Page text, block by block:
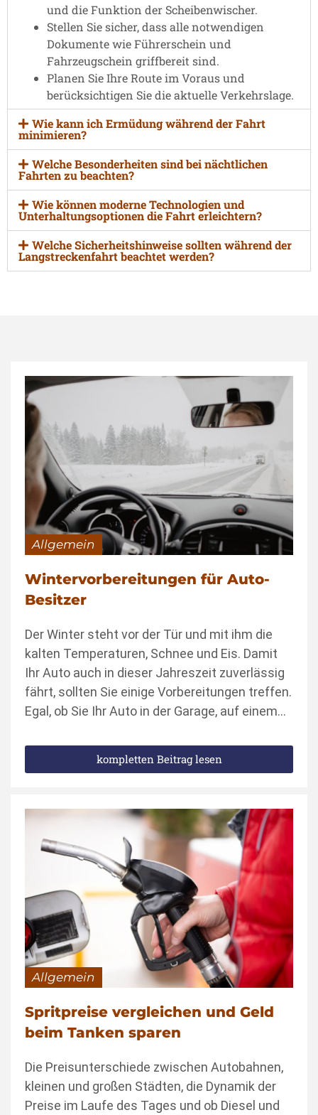
und die Funktion der Scheibenwischer.
Stellen Sie sicher, dass alle notwendigen
Dokumente wie Führerschein und
Fahrzeugschein griffbereit sind.
Planen Sie Ihre Route im Voraus und
berücksichtigen Sie die aktuelle Verkehrslage.
Wie kann ich Ermüdung während der Fahrt
minimieren?
Welche Besonderheiten sind bei nächtlichen
Fahrten zu beachten?
Wie können moderne Technologien und
Unterhaltungsoptionen die Fahrt erleichtern?
Welche Sicherheitshinweise sollten während der
Langstreckenfahrt beachtet werden?
Allgemein
Wintervorbereitungen für Auto-
Besitzer
Der Winter steht vor der Tür und mit ihm die
kalten Temperaturen, Schnee und Eis. Damit
Ihr Auto auch in dieser Jahreszeit zuverlässig
fährt, sollten Sie einige Vorbereitungen treffen.
Egal, ob Sie Ihr Auto in der Garage, auf einem…
kompletten Beitrag lesen
Allgemein
Spritpreise vergleichen und Geld
beim Tanken sparen
Die Preisunterschiede zwischen Autobahnen,
kleinen und großen Städten, die Dynamik der
Preise im Laufe des Tages und ob Diesel und